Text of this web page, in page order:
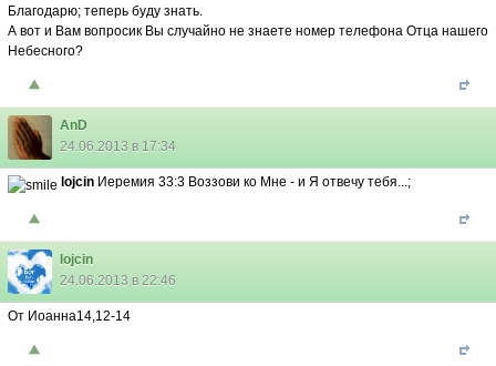
Благодарю; теперь буду знать.
А вот и Вам вопросик Вы случайно не знаете номер телефона Отца нашего
Небесного?
AnD
24.06.2013 в 17:34
lojcin Иеремия 33:3 Воззови ко Мне - и Я отвечу тебя...;
lojcin
24.06.2013 в 22:46
От Иоанна14,12-14